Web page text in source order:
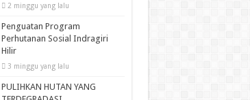
2 minggu yang lalu
Penguatan Program
Perhutanan Sosial Indragiri
Hilir
3 minggu yang lalu
PULIHKAN HUTAN YANG